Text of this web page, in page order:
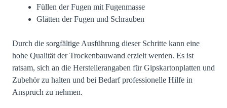
Füllen der Fugen mit Fugenmasse
Glätten der Fugen und Schrauben
Durch die sorgfältige Ausführung dieser Schritte kann eine
hohe Qualität der Trockenbauwand erzielt werden. Es ist
ratsam, sich an die Herstellerangaben für Gipskartonplatten und
Zubehör zu halten und bei Bedarf professionelle Hilfe in
Anspruch zu nehmen.